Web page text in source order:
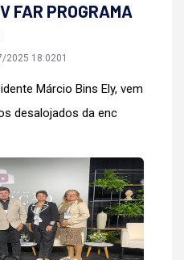
FAR PROGRAMA
2025 18:0201
Márcio Bins Ely, vem
desalojados da enc